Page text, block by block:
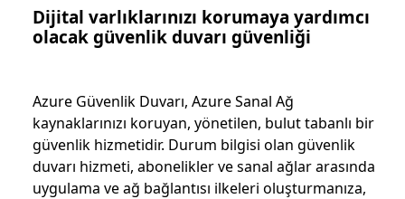
Dijital varlıklarınızı korumaya yardımcı
olacak güvenlik duvarı güvenliği
Azure Güvenlik Duvarı, Azure Sanal Ağ
kaynaklarınızı koruyan, yönetilen, bulut tabanlı bir
güvenlik hizmetidir. Durum bilgisi olan güvenlik
duvarı hizmeti, abonelikler ve sanal ağlar arasında
uygulama ve ağ bağlantısı ilkeleri oluşturmanıza,